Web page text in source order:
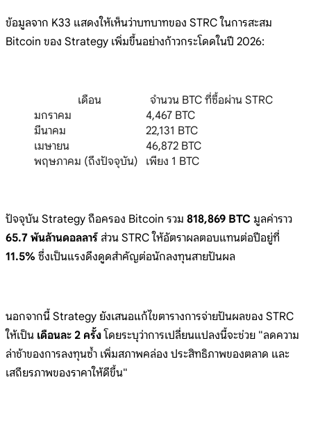
ข้อมูลจาก K33 แสดงให้เห็นว่าบทบาทของ STRC ในการสะสม
Bitcoin ของ Strategy เพิ่มขึ้นอย่างก้าวกระโดดในปี 2026:
เดือน
จำนวน BTC ที่ซื้อผ่าน STRC
มกราคม
4,467 BTC
มีนาคม
22,131 BTC
เมษายน
46,872 BTC
พฤษภาคม (ถึงปัจจุบัน)
เพียง 1 BTC
ปัจจุบัน Strategy ถือครอง Bitcoin รวม 818,869 BTC มูลค่าราว
65.7 พันล้านดอลลาร์ ส่วน STRC ให้อัตราผลตอบแทนต่อปีอยู่ที่
11.5% ซึ่งเป็นแรงดึงดูดสำคัญต่อนักลงทุนสายปันผล
นอกจากนี้ Strategy ยังเสนอแก้ไขตารางการจ่ายปันผลของ STRC
ให้เป็น เดือนละ 2 ครั้งโดยระบุว่าการเปลี่ยนแปลงนี้จะช่วย "ลดความ
ล่าช้าของการลงทุนซ้ำ เพิ่มสภาพคล่อง ประสิทธิภาพของตลาด และ
เสถียรภาพของราคาให้ดีขึ้น"